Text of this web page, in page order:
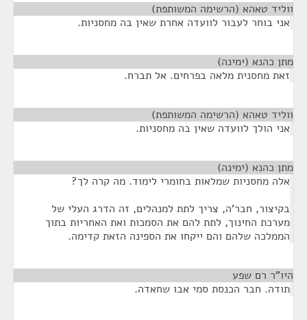
ווליד טאהא (הרשימה המשותפת)
אני בוחר לעבור לוועדה אחרת שאין בה מחסניות.
מתן כהנא (ימינה)
זאת מחסנית מלאה בפרחים. אל תברח.
ווליד טאהא (הרשימה המשותפת)
אני הולך לוועדה שאין בה מחסניות.
מתן כהנא (ימינה)
אלה מחסניות שמלאות בחומרי לימוד. מה קרה לך?
בקיצור, חבר'ה, צריך לתת למנהלים, זה הדרג העלי של
מערכת החינוך, לתת להם את הסמכות ואת האחריות בתוך
הממלכה שלהם והם ייקחו את הספינה הזאת קדימה.
היו"ר רם שפע
תודה. חבר הכנסת סמי אבו שחאדה.